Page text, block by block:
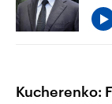
Kucherenko: